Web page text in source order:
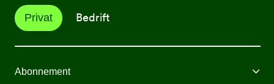
Privat Bedrift
Abonnement